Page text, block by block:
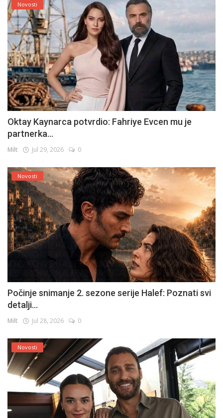
Novosti
Oktay Kaynarca potvrdio: Fahriye Evcen mu je
partnerka...
Milt Jul 29, 2026 0
Novosti
Počinje snimanje 2. sezone serije Halef: Poznati svi
detalji...
Milt Jul 28, 2026 0
Novosti